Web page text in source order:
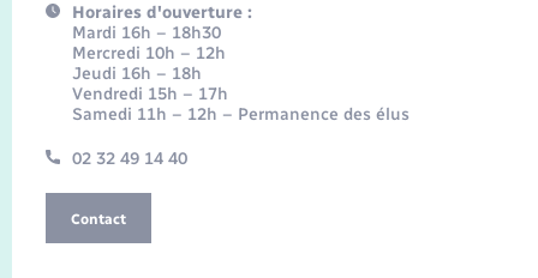
Horaires d'ouverture :
Mardi 16h – 18h30
Mercredi 10h – 12h
Jeudi 16h – 18h
Vendredi 15h – 17h
Samedi 11h – 12h – Permanence des élus
02 32 49 14 40
Contact